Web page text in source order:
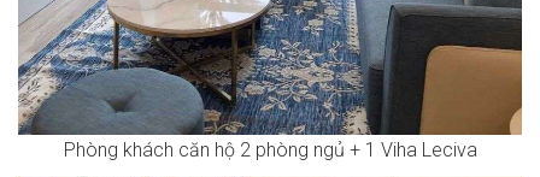
Phòng khách căn hộ 2 phòng ngủ + 1 Viha Leciva